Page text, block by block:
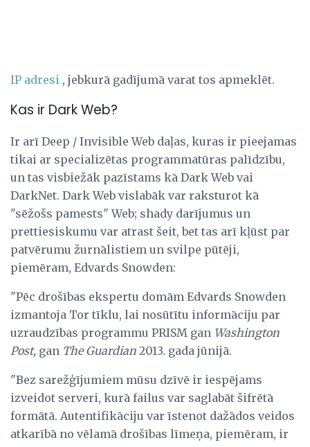
IP adresi , jebkurā gadījumā varat tos apmeklēt.
Kas ir Dark Web?
Ir arī Deep / Invisible Web daļas, kuras ir pieejamas
tikai ar specializētas programmatūras palīdzību,
un tas visbiežāk pazīstams kā Dark Web vai
DarkNet. Dark Web vislabāk var raksturot kā
"sēžošs pamests" Web; shady darījumus un
prettiesiskumu var atrast šeit, bet tas arī kļūst par
patvērumu žurnālistiem un svilpe pūtēji,
piemēram, Edvards Snowden:
"Pēc drošības ekspertu domām Edvards Snowden
izmantoja Tor tīklu, lai nosūtītu informāciju par
uzraudzības programmu PRISM gan Washington
Post, gan The Guardian 2013. gada jūnijā.
"Bez sarežģījumiem mūsu dzīvē ir iespējams
izveidot serveri, kurā failus var saglabāt šifrētā
formātā. Autentifikāciju var īstenot dažādos veidos
atkarībā no vēlamā drošības līmeņa, piemēram, ir